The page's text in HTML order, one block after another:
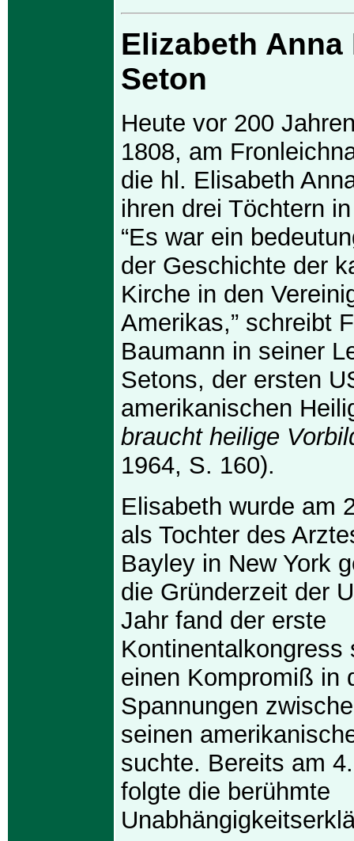
Elizabeth Anna
Seton
Heute vor 200
1808, am
die hl. Elisabeth
ihren drei Töchtern
“Es war ein
der Geschichte der
Kirche in den
Amerikas,” schreibt
Baumann in seiner
Setons, der ersten
amerikanischen
braucht heilige
1964, S. 160).
Elisabeth wurde am
als Tochter des
Bayley in New York
die Gründerzeit der
Jahr fand der erste
Kontinentalkongress
einen Kompromiß in
Spannungen
seinen
suchte. Bereits am
folgte die berühmte